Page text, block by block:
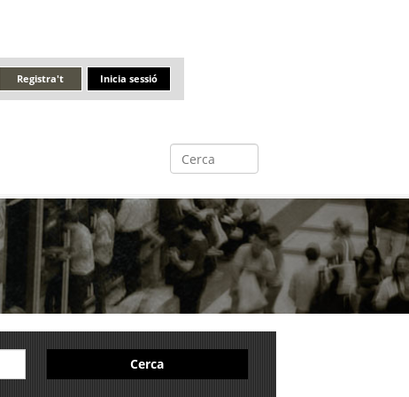
Inicia sessió
Registra't
Cerca